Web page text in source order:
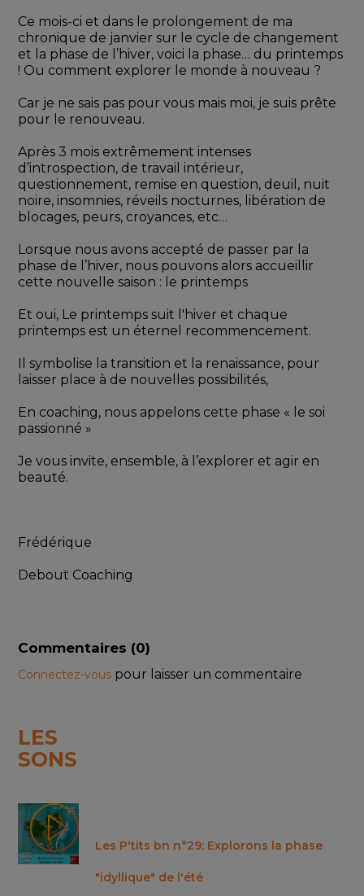
Ce mois-ci et dans le prolongement de ma
chronique de janvier sur le cycle de changement
et la phase de l’hiver, voici la phase… du printemps
! Ou comment explorer le monde à nouveau ?
Car je ne sais pas pour vous mais moi, je suis prête
pour le renouveau.
Après 3 mois extrêmement intenses
d’introspection, de travail intérieur,
questionnement, remise en question, deuil, nuit
noire, insomnies, réveils nocturnes, libération de
blocages, peurs, croyances, etc…
Lorsque nous avons accepté de passer par la
phase de l’hiver, nous pouvons alors accueillir
cette nouvelle saison : le printemps
Et oui, Le printemps suit l'hiver et chaque
printemps est un éternel recommencement.
Il symbolise la transition et la renaissance, pour
laisser place à de nouvelles possibilités,
En coaching, nous appelons cette phase « le soi
passionné »
Je vous invite, ensemble, à l’explorer et agir en
beauté.
Frédérique
Debout Coaching
Commentaires (0)
Connectez-vous pour laisser un commentaire
LES
SONS
Les P'tits bn n°29: Explorons la phase
"idyllique" de l'été